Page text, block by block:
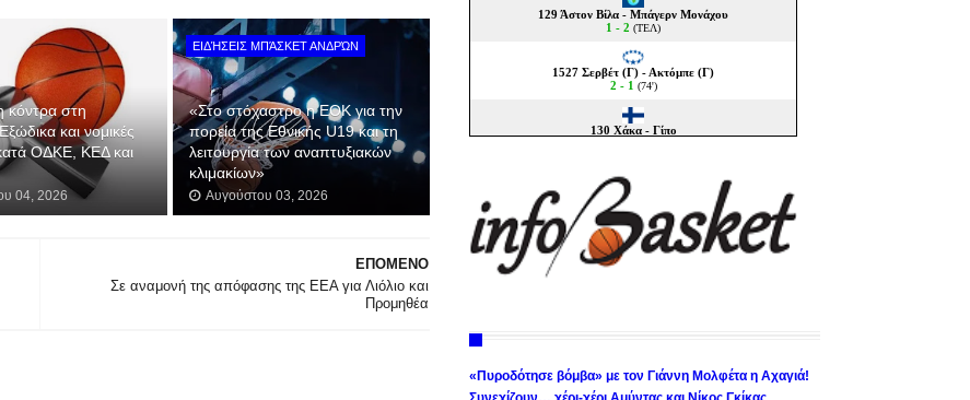
κόντρα στη
και νομικές
κατά ΟΔΚΕ, ΚΕΔ και
04, 2026
ΕΙΔΉΣΕΙΣ ΜΠΆΣΚΕΤ ΑΝΔΡΏΝ
«Στο στόχαστρο η ΕΟΚ για την
πορεία της Εθνικής U19 και τη
λειτουργία των αναπτυξιακών
κλιμακίων»
Αυγούστου 03, 2026
ΕΠΟΜΕΝΟ
Σε αναμονή της απόφασης της ΕΕΑ για Λιόλιο και
Προμηθέα
«Πυροδότησε βόμβα» με τον Γιάννη Μολφέτα η Αχαγιά!